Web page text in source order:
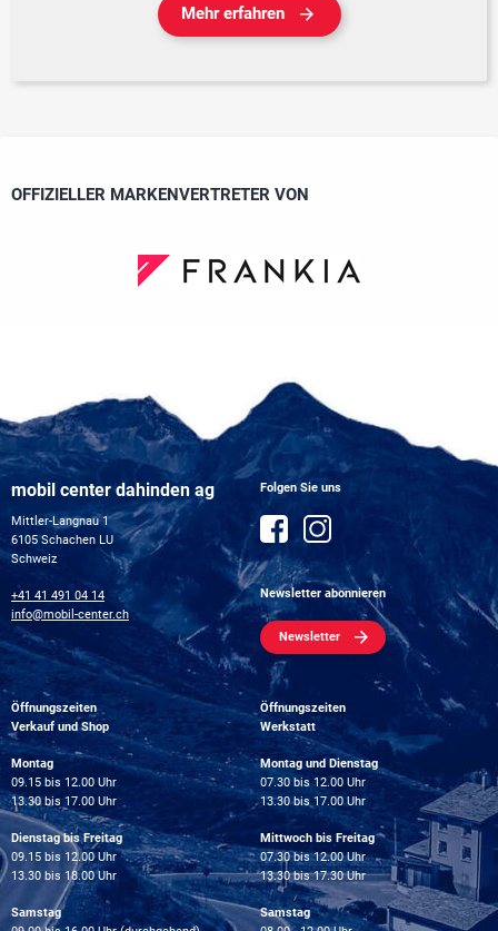
Mehr erfahren
OFFIZIELLER MARKENVERTRETER VON
mobil center dahinden ag
Mittler-Langnau 1
6105 Schachen LU
Schweiz
+41 41 491 04 14
info@mobil-center.ch
Folgen Sie uns
Newsletter abonnieren
Newsletter
Öffnungszeiten
Verkauf und Shop
Montag
09.15 bis 12.00 Uhr
13.30 bis 17.00 Uhr
Dienstag bis Freitag
09.15 bis 12.00 Uhr
13.30 bis 18.00 Uhr
Samstag
Öffnungszeiten
Werkstatt
Montag und Dienstag
07.30 bis 12.00 Uhr
13.30 bis 17.00 Uhr
Mittwoch bis Freitag
07.30 bis 12.00 Uhr
13.30 bis 17.30 Uhr
Samstag